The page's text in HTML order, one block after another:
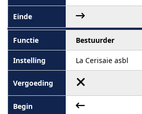
Bestuurder
La Cerisaie asbl